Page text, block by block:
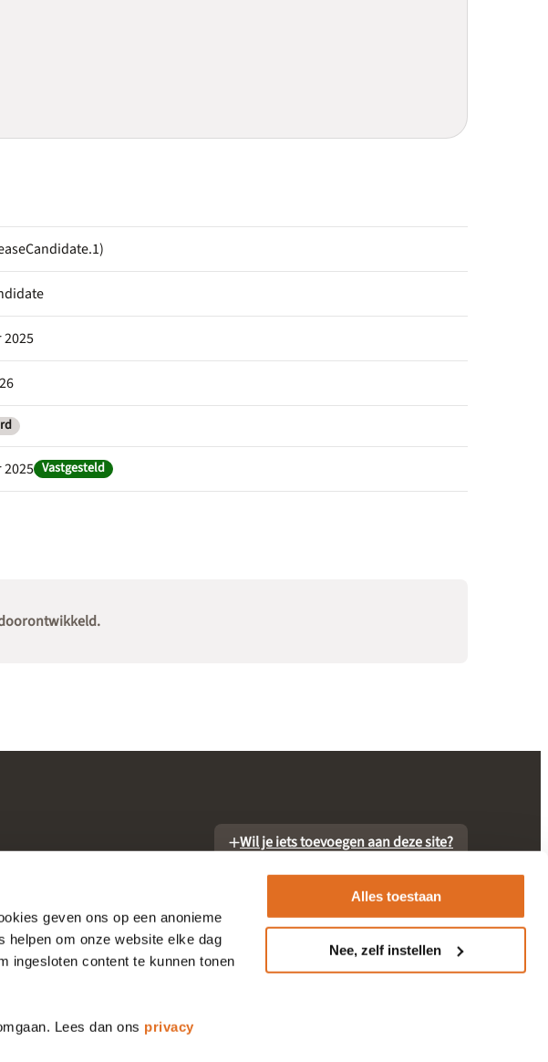
geven ons op een anonieme
helpen om onze website elke dag
ingesloten content te kunnen tonen
Lees dan ons privacy
Alles toestaan
Nee, zelf instellen
Vastgesteld
Wil je iets toevoegen aan deze site?
Over Nictiz